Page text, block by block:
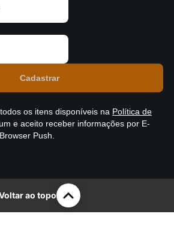
os itens disponíveis na Política de
e aceito receber informações por E-
Push.
ao topo